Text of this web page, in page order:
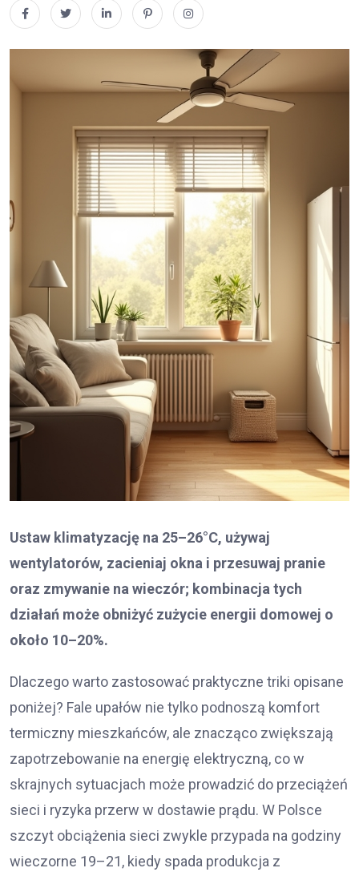
Ustaw klimatyzację na 25–26°C, używaj
wentylatorów, zacieniaj okna i przesuwaj pranie
oraz zmywanie na wieczór; kombinacja tych
działań może obniżyć zużycie energii domowej o
około 10–20%.
Dlaczego warto zastosować praktyczne triki opisane
poniżej? Fale upałów nie tylko podnoszą komfort
termiczny mieszkańców, ale znacząco zwiększają
zapotrzebowanie na energię elektryczną, co w
skrajnych sytuacjach może prowadzić do przeciążeń
sieci i ryzyka przerw w dostawie prądu. W Polsce
szczyt obciążenia sieci zwykle przypada na godziny
wieczorne 19–21, kiedy spada produkcja z